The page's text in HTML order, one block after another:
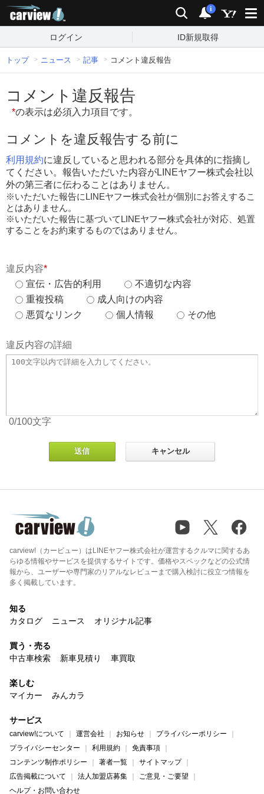
検索 通知
i
ログイン ID新規取得
トップ ニュース 記事 コメント違反報告
コメント違反報告
*の表示は必須入力項目です。
コメントを違反報告する前に
利用規約に違反していると思われる部分を具体的に指摘し
てください。報告いただいた内容がLINEヤフー株式会社以
外の第三者に伝わることはありません。
※いただいた報告にLINEヤフー株式会社が個別にお答えするこ
とはありません。
※いただいた報告に基づいてLINEヤフー株式会社が対応、処置
することをお約束するものではありません。
違反内容*
宣伝・広告的利用
不適切な内容
重複投稿
成人向けの内容
悪質なリンク
個人情報 その他
違反内容の詳細
0/100文字
carview!（カービュー）はLINEヤフー株式会社が運営するクルマに関するあ
らゆる情報やサービスを提供するサイトです。価格やスペックなどの公式情
報から、ユーザーや専門家のリアルなレビューまで購入検討に役立つ情報を
多く掲載しています。
知る
カタログ
ニュース オリジナル記事
買う・売る
中古車検索
新車見積り 車買取
楽しむ
マイカー
みんカラ
サービス
carview!について 運営会社 お知らせ
プライバシーポリシー
プライバシーセンター
利用規約
免責事項
コンテンツ制作ポリシー
著者一覧
サイトマップ
広告掲載について
法人加盟店募集
ご意見・ご要望
ヘルプ・お問い合わせ